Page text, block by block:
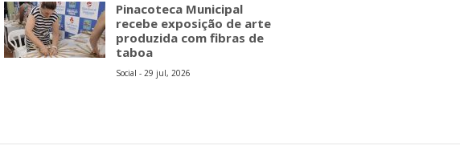
Pinacoteca Municipal
recebe exposição de arte
produzida com fibras de
taboa
Social - 29 jul, 2026